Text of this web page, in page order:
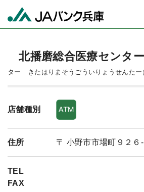
北播磨総合医療センター
ター きたはりまそうごういりょうせんたー
店舗種別
住所 〒 小野市市場町９２６-
TEL
FAX